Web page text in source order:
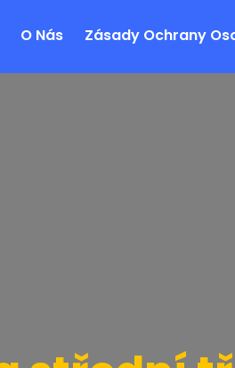
O Nás Zásady Ochrany